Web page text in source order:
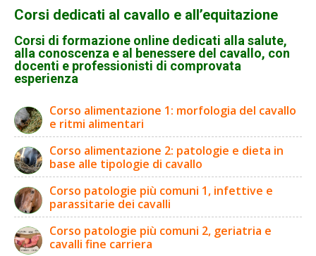
Corsi dedicati al cavallo e all’equitazione
Corsi di formazione online dedicati alla salute,
alla conoscenza e al benessere del cavallo, con
docenti e professionisti di comprovata
esperienza
Corso alimentazione 1: morfologia del cavallo
e ritmi alimentari
Corso alimentazione 2: patologie e dieta in
base alle tipologie di cavallo
Corso patologie più comuni 1, infettive e
parassitarie dei cavalli
Corso patologie più comuni 2, geriatria e
cavalli fine carriera